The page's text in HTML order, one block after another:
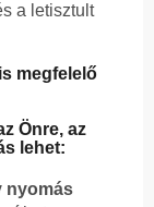
a letisztult
megfelelő
Önre, az
lehet:
nyomás